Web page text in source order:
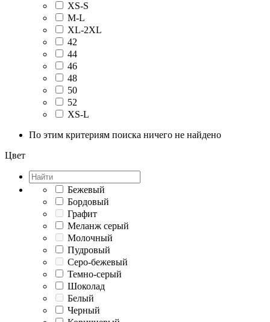
XS-S
M-L
XL-2XL
42
44
46
48
50
52
XS-L
По этим критериям поиска ничего не найдено
Цвет
Бежевый
Бордовый
Графит
Меланж серый
Молочный
Пудровый
Серо-бежевый
Темно-серый
Шоколад
Белый
Черный